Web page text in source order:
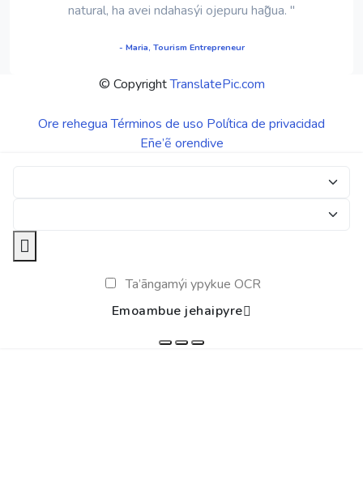
natural, ha avei ndahasýi ojepuru hag̃ua. "
- Maria, Tourism Entrepreneur
© CopyrightTranslatePic.com
Ore rehegua Términos de uso Política de privacidad
Eñe’ẽ orendive
Ta’ãngamýi ypykue OCR
Emoambue jehaipyre